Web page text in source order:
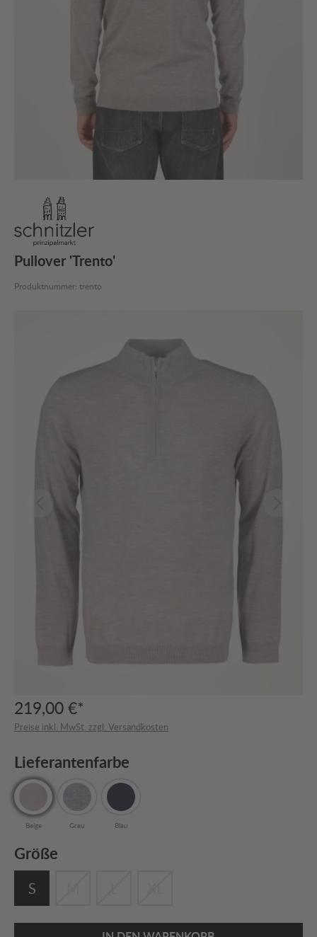
Pullover 'Trento'
Produktnummer: trento
219,00 €*
Preise inkl. MwSt. zzgl. Versandkosten
Lieferantenfarbe
Beige Grau Blau
Größe
S